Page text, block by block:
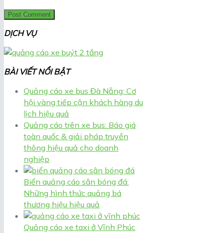
DỊCH VỤ
BÀI VIẾT NỔI BẬT
Quảng cáo xe bus Đà Nẵng: Cơ
hội vàng tiếp cận khách hàng du
lịch hiệu quả
Quảng cáo trên xe bus: Báo giá
toàn quốc & giải pháp truyền
thông hiệu quả cho doanh
nghiệp
Biển quảng cáo sân bóng đá:
Những hình thức quảng bá
thương hiệu hiệu quả
Quảng cáo xe taxi ở Vĩnh Phúc